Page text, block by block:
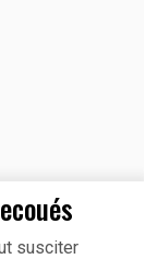
susciter